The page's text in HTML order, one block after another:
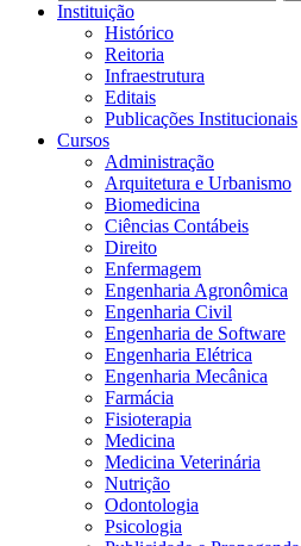
Instituição
Histórico
Reitoria
Infraestrutura
Editais
Publicações Institucionais
Cursos
Administração
Arquitetura e Urbanismo
Biomedicina
Ciências Contábeis
Direito
Enfermagem
Engenharia Agronômica
Engenharia Civil
Engenharia de Software
Engenharia Elétrica
Engenharia Mecânica
Farmácia
Fisioterapia
Medicina
Medicina Veterinária
Nutrição
Odontologia
Psicologia